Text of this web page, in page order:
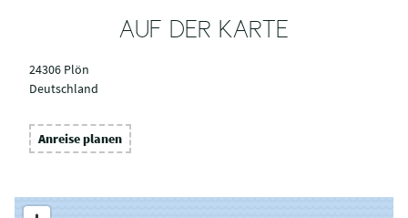
AUF DER KARTE
24306 Plön
Deutschland
Anreise planen